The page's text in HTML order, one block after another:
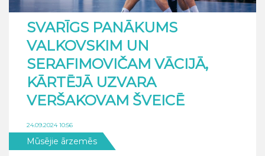
SVARĪGS PANĀKUMS
VALKOVSKIM UN
SERAFIMOVIČAM VĀCIJĀ,
KĀRTĒJĀ UZVARA
VERŠAKOVAM ŠVEICĒ
24.09.2024 10:56
Mūsējie ārzemēs